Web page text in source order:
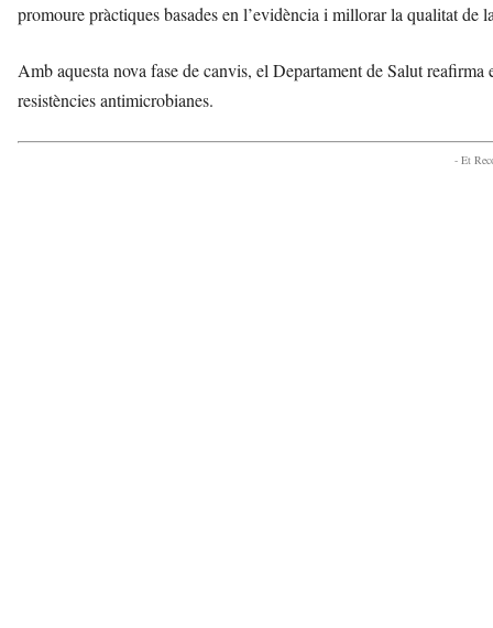
promoure pràctiques basades en l’evidència i millorar la qualitat de
Amb aquesta nova fase de canvis, el Departament de Salut
resistències antimicrobianes.
- Et